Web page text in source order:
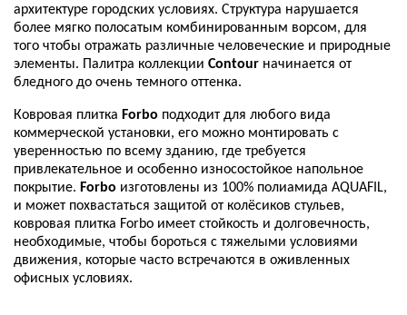
архитектуре городских условиях. Структура нарушается
более мягко полосатым комбинированным ворсом, для
того чтобы отражать различные человеческие и природные
элементы. Палитра коллекции Contour начинается от
бледного до очень темного оттенка.
Ковровая плитка Forbo подходит для любого вида
коммерческой установки, его можно монтировать с
уверенностью по всему зданию, где требуется
привлекательное и особенно износостойкое напольное
покрытие. Forbo изготовлены из 100% полиамида AQUAFIL,
и может похвастаться защитой от колёсиков стульев,
ковровая плитка Forbo имеет стойкость и долговечность,
необходимые, чтобы бороться с тяжелыми условиями
движения, которые часто встречаются в оживленных
офисных условиях.